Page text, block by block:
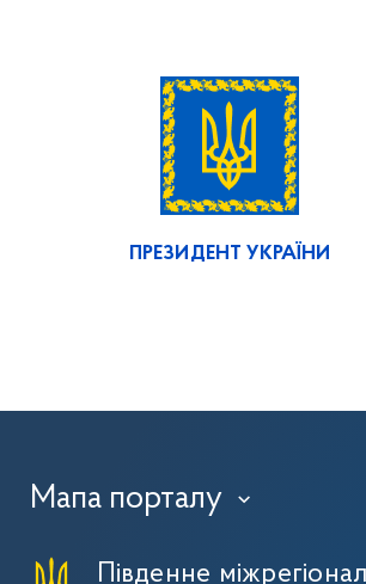
ПРЕЗИДЕНТ УКРАЇНИ
Мапа порталу ›
Південне